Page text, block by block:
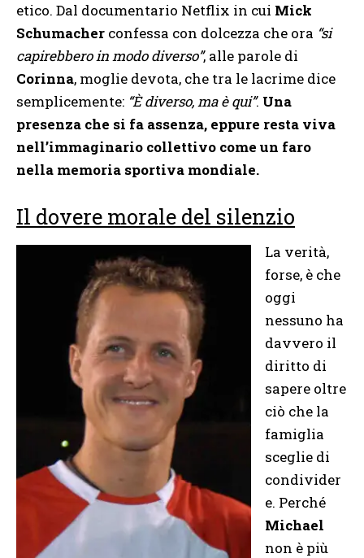
etico. Dal documentario Netflix in cui Mick
Schumacher confessa con dolcezza che ora “si
capirebbero in modo diverso”, alle parole di
Corinna, moglie devota, che tra le lacrime dice
semplicemente: “È diverso, ma è qui”. Una
presenza che si fa assenza, eppure resta viva
nell’immaginario collettivo come un faro
nella memoria sportiva mondiale.
Il dovere morale del silenzio
La verità,
forse, è che
oggi
nessuno ha
davvero il
diritto di
sapere oltre
ciò che la
famiglia
sceglie di
condivider
e. Perché
Michael
non è più